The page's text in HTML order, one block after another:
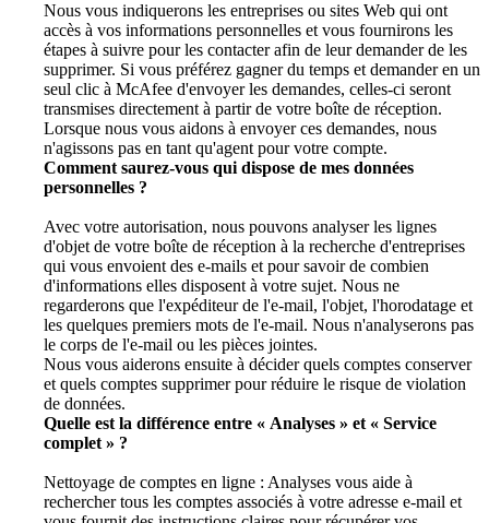
Nous vous indiquerons les entreprises ou sites Web qui ont
accès à vos informations personnelles et vous fournirons les
étapes à suivre pour les contacter afin de leur demander de les
supprimer. Si vous préférez gagner du temps et demander en un
seul clic à McAfee d'envoyer les demandes, celles-ci seront
transmises directement à partir de votre boîte de réception.
Lorsque nous vous aidons à envoyer ces demandes, nous
n'agissons pas en tant qu'agent pour votre compte.​
Comment saurez-vous qui dispose de mes données
personnelles ?
Avec votre autorisation, nous pouvons analyser les lignes
d'objet de votre boîte de réception à la recherche d'entreprises
qui vous envoient des e-mails et pour savoir de combien
d'informations elles disposent à votre sujet. Nous ne
regarderons que l'expéditeur de l'e-mail, l'objet, l'horodatage et
les quelques premiers mots de l'e-mail. Nous n'analyserons pas
le corps de l'e-mail ou les pièces jointes.​
Nous vous aiderons ensuite à décider quels comptes conserver
et quels comptes supprimer pour réduire le risque de violation
de données.​
Quelle est la différence entre « Analyses » et « Service
complet » ?
Nettoyage de comptes en ligne : Analyses vous aide à
rechercher tous les comptes associés à votre adresse e-mail et